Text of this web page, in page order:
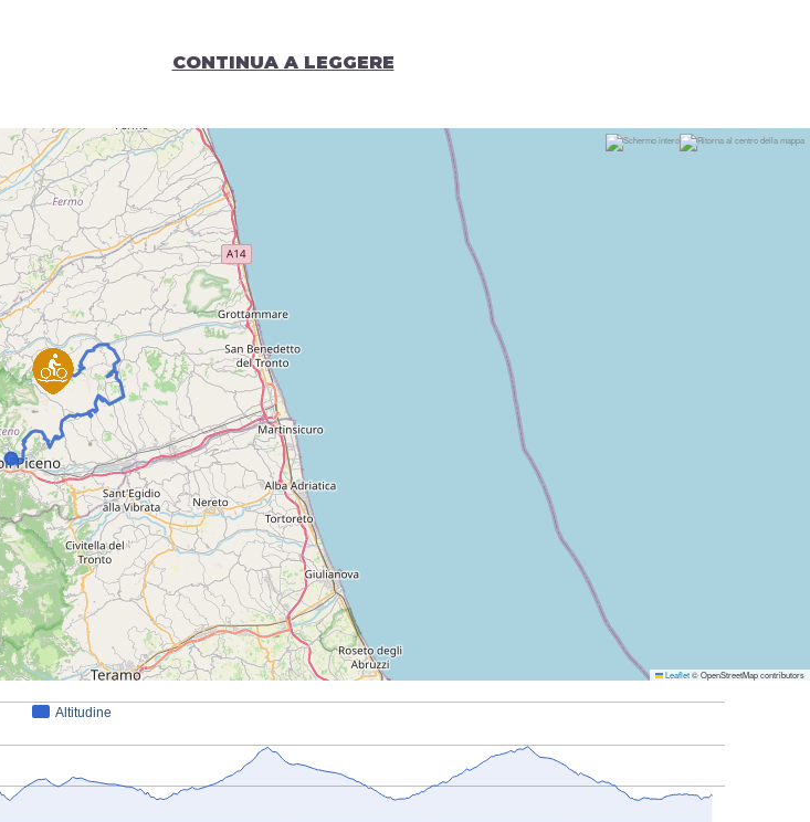
CONTINUA A LEGGERE
Leaflet© OpenStreetMap contributors
Altitudine